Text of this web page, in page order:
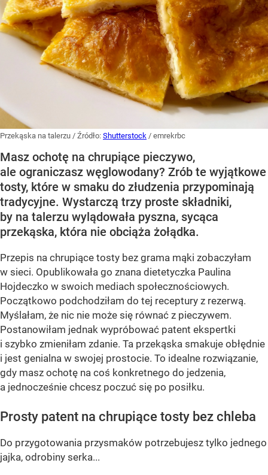
Przekąska na talerzu / Źródło: Shutterstock / emrekrbc
Masz ochotę na chrupiące pieczywo,
ale ograniczasz węglowodany? Zrób te wyjątkowe
tosty, które w smaku do złudzenia przypominają
tradycyjne. Wystarczą trzy proste składniki,
by na talerzu wylądowała pyszna, sycąca
przekąska, która nie obciąża żołądka.
Przepis na chrupiące tosty bez grama mąki zobaczyłam
w sieci. Opublikowała go znana dietetyczka Paulina
Hojdeczko w swoich mediach społecznościowych.
Początkowo podchodziłam do tej receptury z rezerwą.
Myślałam, że nic nie może się równać z pieczywem.
Postanowiłam jednak wypróbować patent ekspertki
i szybko zmieniłam zdanie. Ta przekąska smakuje obłędnie
i jest genialna w swojej prostocie. To idealne rozwiązanie,
gdy masz ochotę na coś konkretnego do jedzenia,
a jednocześnie chcesz poczuć się po posiłku.
Prosty patent na chrupiące tosty bez chleba
Do przygotowania przysmaków potrzebujesz tylko jednego
jajka, odrobiny serka...